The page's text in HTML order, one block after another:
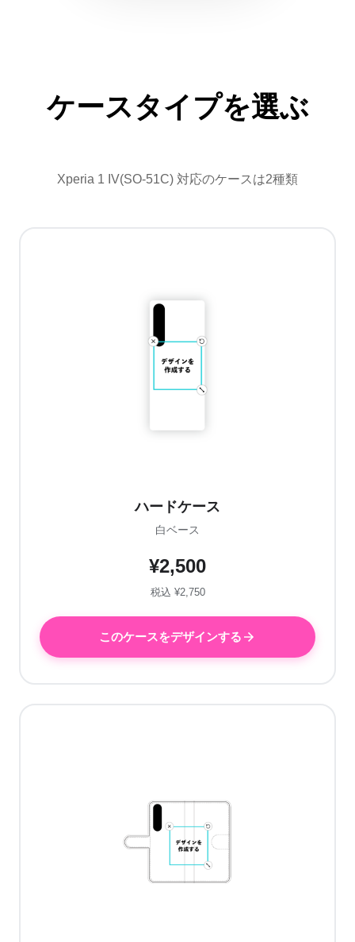
ケースタイプを選ぶ
Xperia 1 IV(SO-51C) 対応のケースは2種類
ハードケース
白ベース
¥2,500
税込 ¥2,750
このケースをデザインする